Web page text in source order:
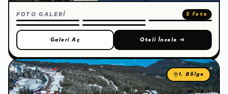
FOTO GALERİ 5 foto
Galeri Aç Oteli İncele →
1. Bölge